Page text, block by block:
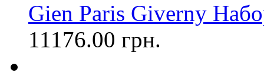
Gien Paris Giverny
11176.00 грн.